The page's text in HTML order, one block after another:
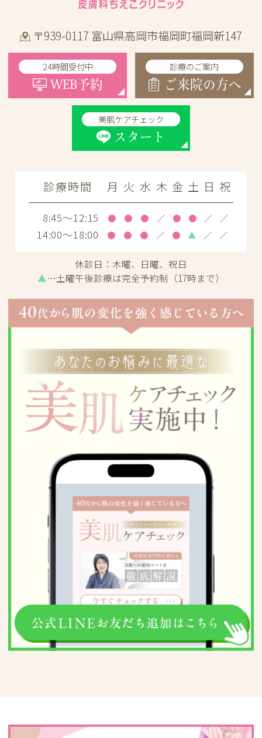
〒939-0117 富山県高岡市福岡町福岡新147
24時間受付中
WEB予約
診療のご案内
ご来院の方へ
美肌ケアチェック
スタート
診療時間 月 火 水 木 金 土 日 祝
8:45～12:15 ● ● ● ／ ● ● ／ ／
14:00～18:00 ● ● ● ／ ● ▲ ／ ／
休診日： 木曜、日曜、祝日
▲…土曜午後診療は完全予約制（17時まで）